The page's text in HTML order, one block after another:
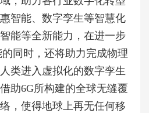
智能、数字孪生等智慧化
能等全新能力，在进一步
同时，还将助力完成物理
类进入虚拟化的数字孪生
助6G所构建的全球无缝覆
，使得地球上再无任何移